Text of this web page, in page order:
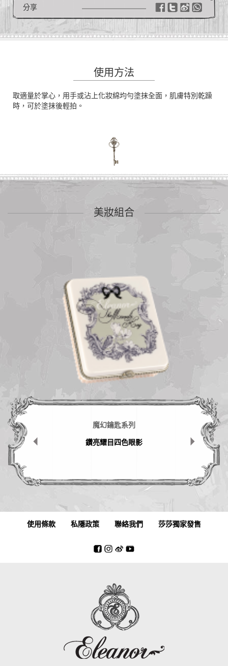
分享
使用方法
取適量於掌心，用手或沾上化妝綿均勻塗抹全面，肌膚特別乾躁
時，可於塗抹後輕拍。
美妝組合
魔幻鑰匙系列
鑽亮耀目四色眼影
使用條款 私隱政策 聯絡我們 莎莎獨家發售